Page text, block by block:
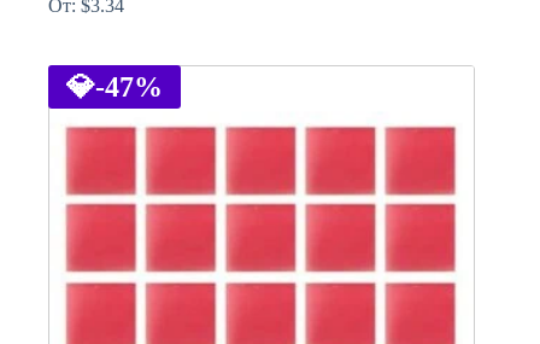
От: $3.34
has
multiple
variants.
may
the
💎-47%